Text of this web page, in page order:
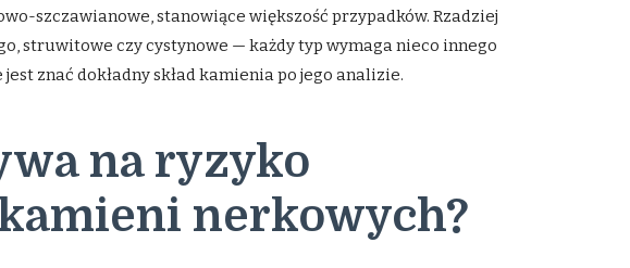
szczawianowe, stanowiące większość przypadków. Rzadziej
struwitowe czy cystynowe — każdy typ wymaga nieco innego
znać dokładny skład kamienia po jego analizie.
na ryzyko
nerkowych?